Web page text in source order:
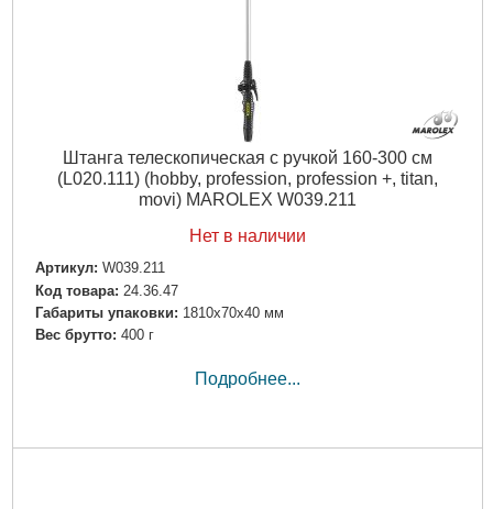
Штанга телескопическая с ручкой 160-300 см
(L020.111) (hobby, profession, profession +, titan,
movi) MAROLEX W039.211
Нет в наличии
Артикул: W039.211
Код товара: 24.36.47
Габариты упаковки: 1810x70x40 мм
Вес брутто: 400 г
Подробнее...